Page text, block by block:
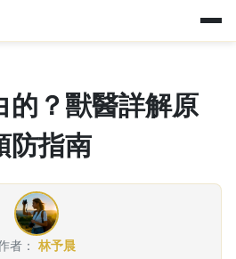
的？獸醫詳解原
防指南
者： 林予晨